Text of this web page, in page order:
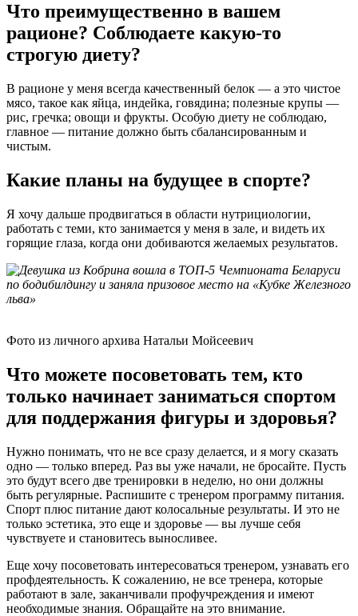
Что преимущественно в вашем
рационе? Соблюдаете какую-то
строгую диету?
В рационе у меня всегда качественный белок — а это чистое
мясо, такое как яйца, индейка, говядина; полезные крупы —
рис, гречка; овощи и фрукты. Особую диету не соблюдаю,
главное — питание должно быть сбалансированным и
чистым.
Какие планы на будущее в спорте?
Я хочу дальше продвигаться в области нутрициологии,
работать с теми, кто занимается у меня в зале, и видеть их
горящие глаза, когда они добиваются желаемых результатов.
Фото из личного архива Натальи Мойсеевич
Что можете посоветовать тем, кто
только начинает заниматься спортом
для поддержания фигуры и здоровья?
Нужно понимать, что не все сразу делается, и я могу сказать
одно — только вперед. Раз вы уже начали, не бросайте. Пусть
это будут всего две тренировки в неделю, но они должны
быть регулярные. Распишите с тренером программу питания.
Спорт плюс питание дают колосальные результаты. И это не
только эстетика, это еще и здоровье — вы лучше себя
чувствуете и становитесь выносливее.
Еще хочу посоветовать интересоваться тренером, узнавать его
профдеятельность. К сожалению, не все тренера, которые
работают в зале, заканчивали профучреждения и имеют
необходимые знания. Обращайте на это внимание.